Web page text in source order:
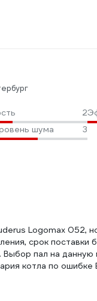
2
шума 3
Logomax 052,
срок
Выбор пал на
котла по